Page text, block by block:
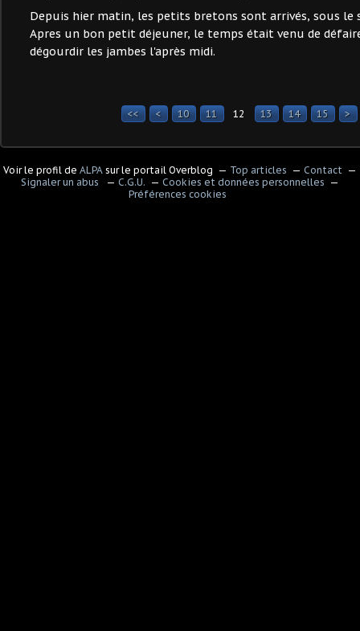
Depuis hier matin, les petits bretons sont arrivés, sous le
Apres un bon petit déjeuner, le temps était venu de
dégourdir les jambes l'après midi.
<< < 10 11 12 13 14 15 >
Voir le profil de ALPA sur le portail Overblog Top articles
Contact
Signaler un abus
C.G.U.
Cookies et données personnelles
Préférences cookies